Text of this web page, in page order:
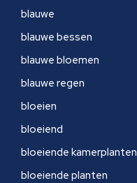
blauwe
blauwe bessen
blauwe bloemen
blauwe regen
bloeien
bloeiend
bloeiende kamerplanten
bloeiende planten